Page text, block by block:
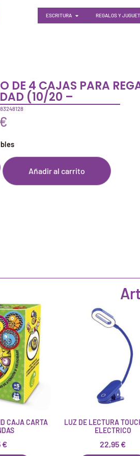
ESCRITURA REGALOS Y
DE 4 CAJAS PARA
(10/20 –
€
Añadir al carrito
CAJA CARTA
€
LUZ DE LECTURA
ELECTRICO
22,95 €